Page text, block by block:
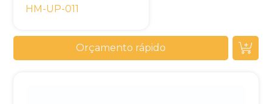
HM-UP-011
Orçamento rápido